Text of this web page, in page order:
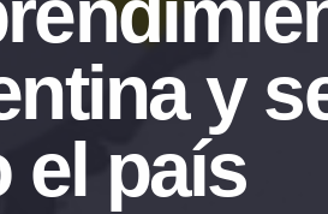
y
el país